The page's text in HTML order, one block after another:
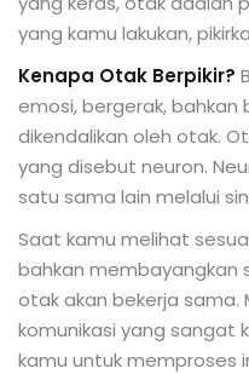
yang kamu lakukan,
Kenapa Otak Berpikir?
emosi, bergerak,
dikendalikan oleh otak.
yang disebut neuron.
satu sama lain melalui
Saat kamu melihat
bahkan membayangkan
otak akan bekerja sama.
komunikasi yang sangat
kamu untuk memproses